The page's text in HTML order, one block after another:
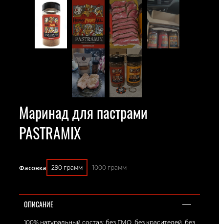
Маринад для пастрами
PASTRAMIX
Фасовка 290 грамм 1000 грамм
ОПИСАНИЕ
100% натуральный состав: без ГМО, без красителей, без